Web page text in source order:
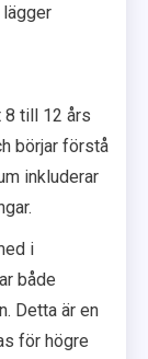
8 till 12 års
börjar förstå
inkluderar
i
både
Detta är en
för högre